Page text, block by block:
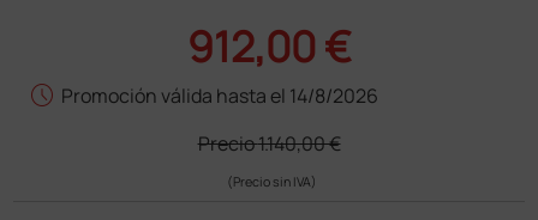
912,00 €
schedule Promoción válida hasta el 14/8/2026
Precio1.140,00 €
(Precio sin IVA)